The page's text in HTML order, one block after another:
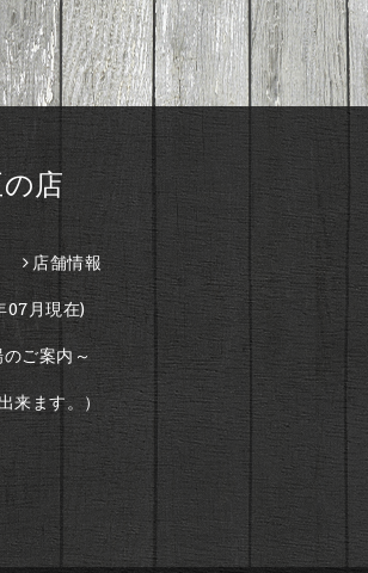
店
店舗情報
月現在)
ご案内～
来ます。）